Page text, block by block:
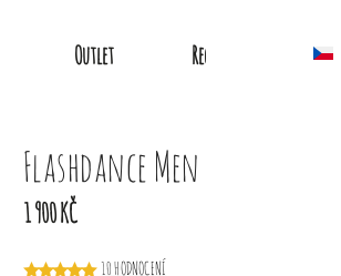
Outlet Recyklované
Flashdance Men
1 900 KČ
10 HODNOCENÍ